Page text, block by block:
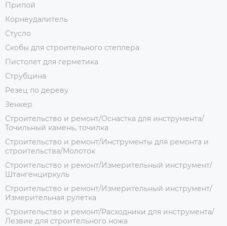
Припой
Корнеудалитель
Стусло
Скобы для строительного степлера
Пистолет для герметика
Струбцина
Резец по дереву
Зенкер
Строительство и ремонт/Оснастка для инструмента/
Точильный камень, точилка
Строительство и ремонт/Инструменты для ремонта и
строительства/Молоток
Строительство и ремонт/Измерительный инструмент/
Штангенциркуль
Строительство и ремонт/Измерительный инструмент/
Измерительная рулетка
Строительство и ремонт/Расходники для инструмента/
Лезвие для строительного ножа